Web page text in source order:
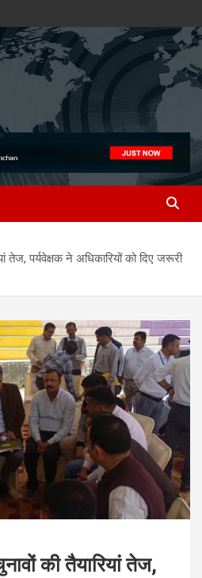
तेज, पर्यवेक्षक ने अधिकारियों को दिए जरूरी
की तैयारियां तेज,